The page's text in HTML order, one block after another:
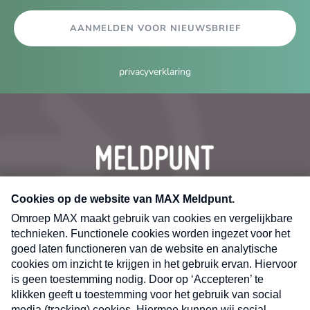
AANMELDEN VOOR NIEUWSBRIEF
privacyverklaring
CONTACT
Volg ons op